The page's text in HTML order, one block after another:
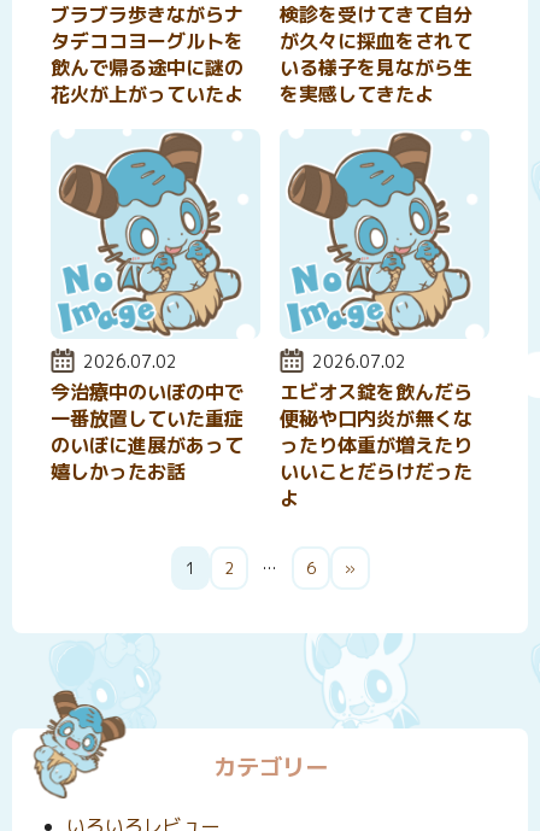
ブラブラ歩きながらナ
タデココヨーグルトを
飲んで帰る途中に謎の
花火が上がっていたよ
検診を受けてきて自分
が久々に採血をされて
いる様子を見ながら生
を実感してきたよ
投稿日:
2026.07.02
今治療中のいぼの中で
一番放置していた重症
のいぼに進展があって
嬉しかったお話
投稿日:
2026.07.02
エビオス錠を飲んだら
便秘や口内炎が無くな
ったり体重が増えたり
いいことだらけだった
よ
の
ジ
送
り
1 2 … 6 »
カテゴリー
いろいろレビュー